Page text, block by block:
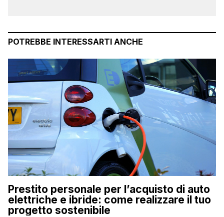
POTREBBE INTERESSARTI ANCHE
Prestito personale per l’acquisto di auto
elettriche e ibride: come realizzare il tuo
progetto sostenibile